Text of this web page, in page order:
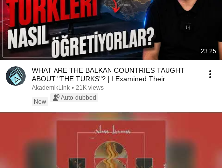
23:25
WHAT ARE THE BALKAN COUNTRIES TAUGHT
ABOUT "THE TURKS"? | I Examined Their
Textbooks!
AkademikLink • 21K views
New
Auto-dubbed